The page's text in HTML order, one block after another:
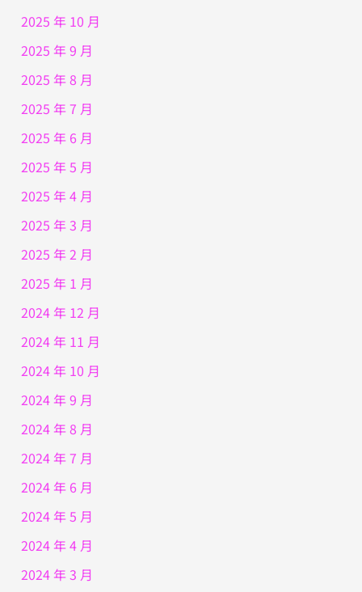
2025 年 10 月
2025 年 9 月
2025 年 8 月
2025 年 7 月
2025 年 6 月
2025 年 5 月
2025 年 4 月
2025 年 3 月
2025 年 2 月
2025 年 1 月
2024 年 12 月
2024 年 11 月
2024 年 10 月
2024 年 9 月
2024 年 8 月
2024 年 7 月
2024 年 6 月
2024 年 5 月
2024 年 4 月
2024 年 3 月